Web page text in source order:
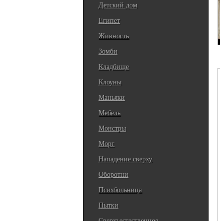
Детский дом
Египет
Живность
Зомби
Кладбище
Клоуны
Маньяки
Мебель
Монстры
Морг
Нападение сверху
Оборотни
Психбольница
Пытки